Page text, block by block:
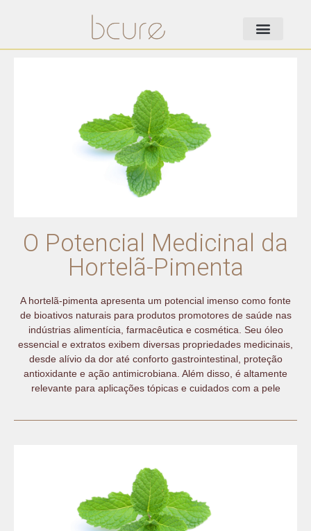
O Potencial Medicinal da
Hortelã-Pimenta
A hortelã-pimenta apresenta um potencial imenso como fonte
de bioativos naturais para produtos promotores de saúde nas
indústrias alimentícia, farmacêutica e cosmética. Seu óleo
essencial e extratos exibem diversas propriedades medicinais,
desde alívio da dor até conforto gastrointestinal, proteção
antioxidante e ação antimicrobiana. Além disso, é altamente
relevante para aplicações tópicas e cuidados com a pele